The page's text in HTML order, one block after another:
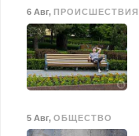
6 Авг, ПРОИСШЕСТВИЯ
5 Авг, ОБЩЕСТВО